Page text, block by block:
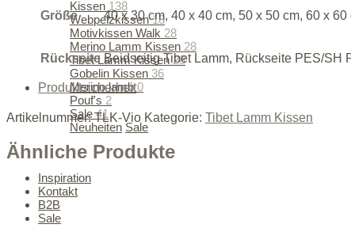
Kissen 138
Webpelzkissen18
Motivkissen Walk 28
Merino Lamm Kissen 28
Tibet Lamm Kissen28
Gobelin Kissen 36
Merino lamb0
Pouf's 2
Sale41
Neuheiten Sale
50% SALE ON ALL WINTER ITEMS
Inspiration
Kontakt
B2B
Sale
Größe 40 x 30 cm, 40 x 40 cm, 50 x 50 cm, 60 x 60
Rückseite Beidseitig Tibet Lamm, Rückseite PES/SH
Produktsicherheit
Artikelnummer:TLK-Vio Kategorie: Tibet Lamm Kissen
Ähnliche Produkte